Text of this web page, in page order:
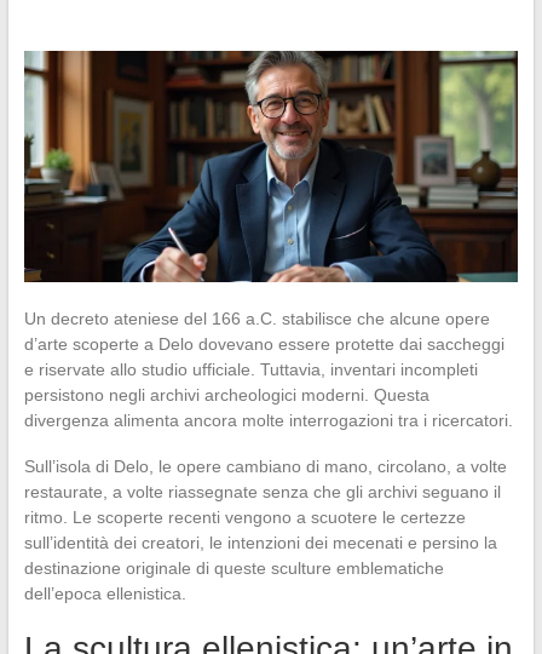
Un decreto ateniese del 166 a.C. stabilisce che alcune opere
d’arte scoperte a Delo dovevano essere protette dai saccheggi
e riservate allo studio ufficiale. Tuttavia, inventari incompleti
persistono negli archivi archeologici moderni. Questa
divergenza alimenta ancora molte interrogazioni tra i ricercatori.
Sull’isola di Delo, le opere cambiano di mano, circolano, a volte
restaurate, a volte riassegnate senza che gli archivi seguano il
ritmo. Le scoperte recenti vengono a scuotere le certezze
sull’identità dei creatori, le intenzioni dei mecenati e persino la
destinazione originale di queste sculture emblematiche
dell’epoca ellenistica.